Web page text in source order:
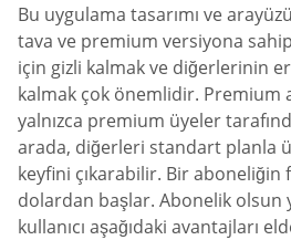
Bu uygulama tasarımı ve
tava ve premium versiyona
için gizli kalmak ve diğerlerinin
kalmak çok önemlidir. Premium
yalnızca premium üyeler
arada, diğerleri standart planla
keyfini çıkarabilir. Bir aboneliğin
dolardan başlar. Abonelik olsun
kullanıcı aşağıdaki avantajları